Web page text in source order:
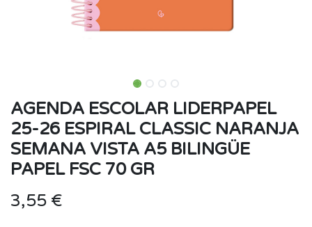
AGENDA ESCOLAR LIDERPAPEL
25-26 ESPIRAL CLASSIC NARANJA
SEMANA VISTA A5 BILINGÜE
PAPEL FSC 70 GR
3,55 €